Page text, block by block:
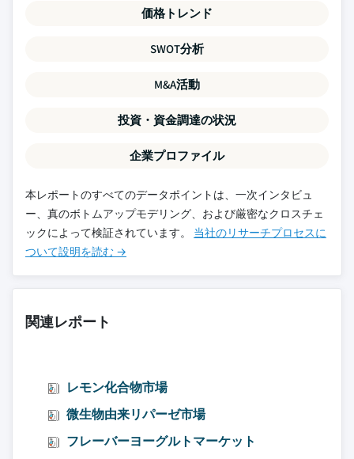
価格トレンド
SWOT分析
M&A活動
投資・資金調達の状況
企業プロファイル
本レポートのすべてのデータポイントは、一次インタビュ
ー、真のボトムアップモデリング、および厳密なクロスチェ
ックによって検証されています。 当社のリサーチプロセスに
ついて設明を読む →
関連レポート
レモン化合物市場
微生物由来リパーゼ市場
フレーバーヨーグルトマーケット